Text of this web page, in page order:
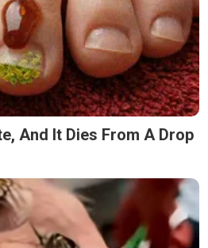
And It Dies From A Drop